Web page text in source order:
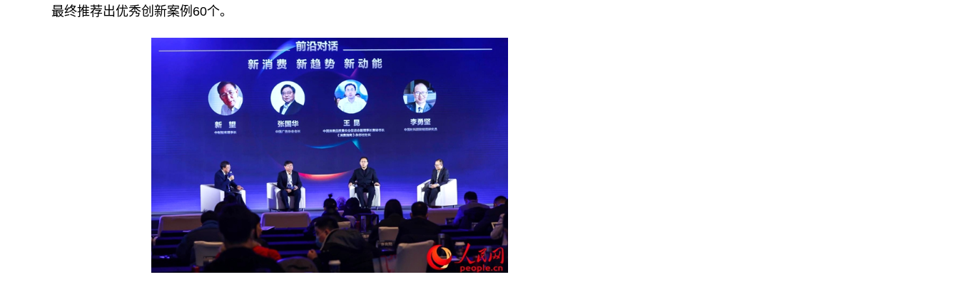
最终推荐出优秀创新案例60个。